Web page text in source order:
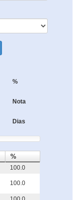
%
Nota
Dias
%
100.0
100.0